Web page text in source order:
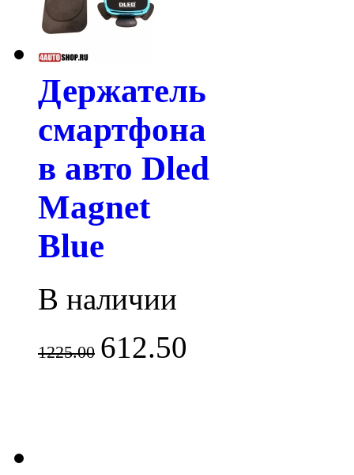
Держатель
смартфона
в авто Dled
Magnet
Blue
В наличии
1225.00 612.50